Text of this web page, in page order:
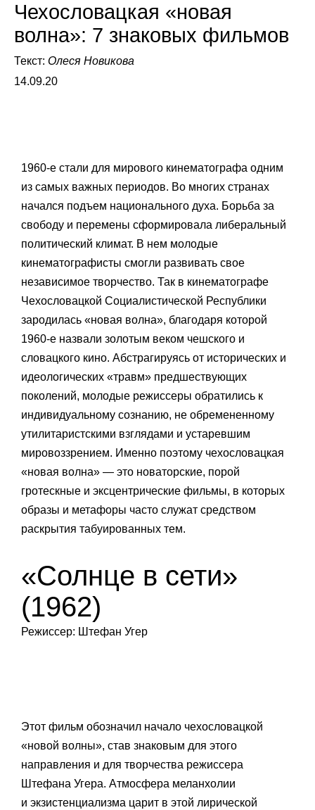
Чехословацкая «новая
волна»: 7 знаковых фильмов
Текст: Олеся Новикова
14.09.20
1960-е стали для мирового кинематографа одним
из самых важных периодов. Во многих странах
начался подъем национального духа. Борьба за
свободу и перемены сформировала либеральный
политический климат. В нем молодые
кинематографисты смогли развивать свое
независимое творчество. Так в кинематографе
Чехословацкой Социалистической Республики
зародилась «новая волна», благодаря которой
1960-е назвали золотым веком чешского и
словацкого кино. Абстрагируясь от исторических и
идеологических «травм» предшествующих
поколений, молодые режиссеры обратились к
индивидуальному сознанию, не обремененному
утилитаристскими взглядами и устаревшим
мировоззрением. Именно поэтому чехословацкая
«новая волна» — это новаторские, порой
гротескные и эксцентрические фильмы, в которых
образы и метафоры часто служат средством
раскрытия табуированных тем.
«Солнце в сети»
(1962)
Режиссер: Штефан Угер
Этот фильм обозначил начало чехословацкой
«новой волны», став знаковым для этого
направления и для творчества режиссера
Штефана Угера. Атмосфера меланхолии
и экзистенциализма царит в этой лирической